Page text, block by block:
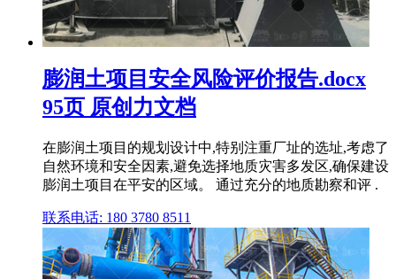
膨润土项目安全风险评价报告.docx
95页 原创力文档
在膨润土项目的规划设计中,特别注重厂址的选址,考虑了
自然环境和安全因素,避免选择地质灾害多发区,确保建设
膨润土项目在平安的区域。 通过充分的地质勘察和评 .
联系电话: 180 3780 8511